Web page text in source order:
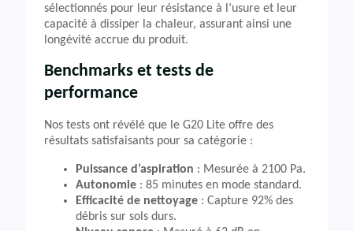
sélectionnés pour leur résistance à l’usure et leur
capacité à dissiper la chaleur, assurant ainsi une
longévité accrue du produit.
Benchmarks et tests de
performance
Nos tests ont révélé que le G20 Lite offre des
résultats satisfaisants pour sa catégorie :
Puissance d’aspiration : Mesurée à 2100 Pa.
Autonomie : 85 minutes en mode standard.
Efficacité de nettoyage : Capture 92% des
débris sur sols durs.